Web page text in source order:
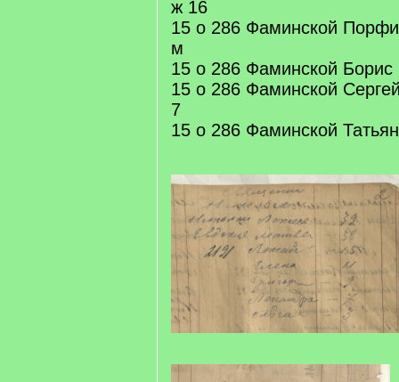
ж 16
15 о 286 Фаминской
м
15 о 286 Фаминской
15 о 286 Фаминской
7
15 о 286 Фаминской